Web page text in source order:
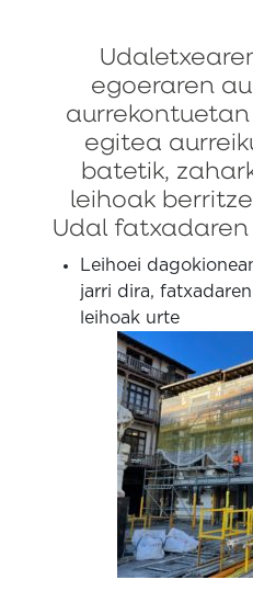
egoeraren
egitea
batetik,
leihoak
Udal
Leihoei
jarri dira,
leihoak urte